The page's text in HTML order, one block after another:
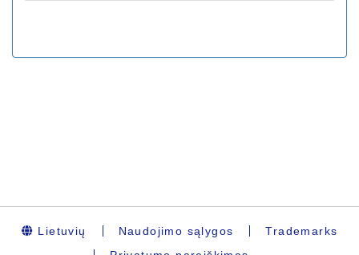
Lietuvių Naudojimo sąlygos
Trademarks